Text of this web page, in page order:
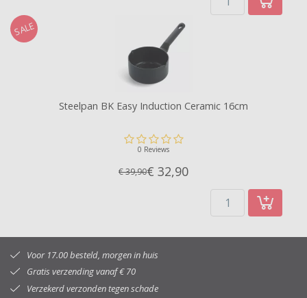
SALE
Steelpan BK Easy Induction Ceramic 16cm
0 Reviews
€ 39,90€ 32,90
Voor 17.00 besteld, morgen in huis
Gratis verzending vanaf € 70
Verzekerd verzonden tegen schade